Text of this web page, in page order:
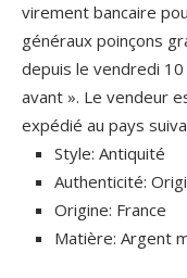
virement bancaire
généraux poinçons
depuis le vendredi
avant ». Le vendeur
expédié au pays
Style: Antiquité
Authenticité:
Origine: France
Matière: Argent